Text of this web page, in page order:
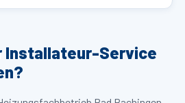
Installateur-Service